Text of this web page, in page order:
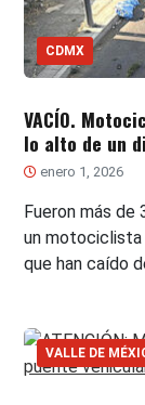
CDMX
VACÍO.
lo alto de un
enero 1, 2026
Fueron más de
un motociclista
que han caído
VALLE DE